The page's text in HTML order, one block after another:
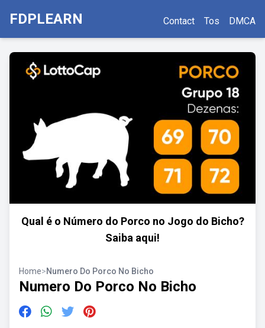
FDPLEARN Contact Tos DMCA
Qual é o Número do Porco no Jogo do Bicho?
Saiba aqui!
Home>Numero Do Porco No Bicho
Numero Do Porco No Bicho